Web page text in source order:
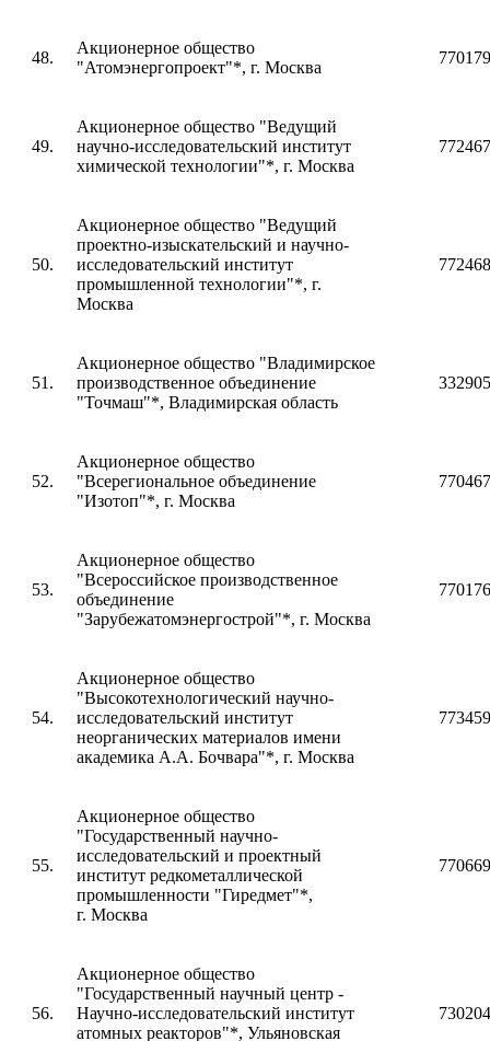
48.
Акционерное общество
"Атомэнергопроект"*, г. Москва
49.
Акционерное общество "Ведущий
научно-исследовательский институт
химической технологии"*, г. Москва
50.
Акционерное общество "Ведущий
проектно-изыскательский и научно-
исследовательский институт
промышленной технологии"*, г.
Москва
51.
Акционерное общество "Владимирское
производственное объединение
"Точмаш"*, Владимирская область
52.
Акционерное общество
"Всерегиональное объединение
"Изотоп"*, г. Москва
53.
Акционерное общество
"Всероссийское производственное
объединение
"Зарубежатомэнергострой"*, г. Москва
54.
Акционерное общество
"Высокотехнологический научно-
исследовательский институт
неорганических материалов имени
академика А.А. Бочвара"*, г. Москва
55.
Акционерное общество
"Государственный научно-
исследовательский и проектный
институт редкометаллической
промышленности "Гиредмет"*,
г. Москва
56.
Акционерное общество
"Государственный научный центр -
Научно-исследовательский институт
атомных реакторов"*, Ульяновская